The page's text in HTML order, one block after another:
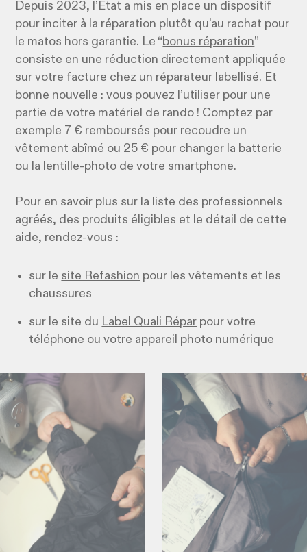
Depuis 2023, l’État a mis en place un dispositif
pour inciter à la réparation plutôt qu’au rachat pour
le matos hors garantie. Le “bonus réparation”
consiste en une réduction directement appliquée
sur votre facture chez un réparateur labellisé. Et
bonne nouvelle : vous pouvez l’utiliser pour une
partie de votre matériel de rando ! Comptez par
exemple 7 € remboursés pour recoudre un
vêtement abîmé ou 25 € pour changer la batterie
ou la lentille-photo de votre smartphone.
Pour en savoir plus sur la liste des professionnels
agréés, des produits éligibles et le détail de cette
aide, rendez-vous :
sur le site Refashion pour les vêtements et les
chaussures
sur le site du Label Quali Répar pour votre
téléphone ou votre appareil photo numérique